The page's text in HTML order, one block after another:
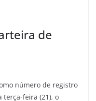
de
número de registro
terça-feira (21), o